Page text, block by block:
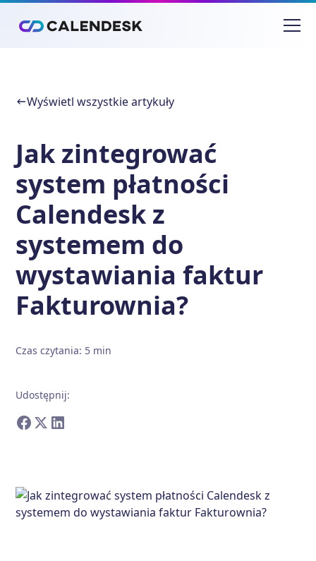
Wyświetl wszystkie artykuły
Jak zintegrować
system płatności
Calendesk z
systemem do
wystawiania faktur
Fakturownia?
Czas czytania: 5 min
Udostępnij: